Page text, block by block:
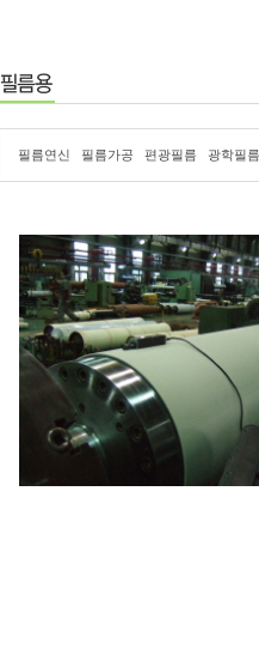
필름연신 필름가공 편광필름 광학필름